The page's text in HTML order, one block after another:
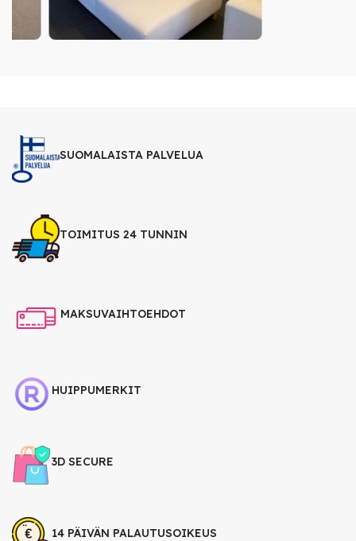
SUOMALAISTA PALVELUA
TOIMITUS 24 TUNNIN
MAKSUVAIHTOEHDOT
HUIPPUMERKIT
3D SECURE
14 PÄIVÄN PALAUTUSOIKEUS